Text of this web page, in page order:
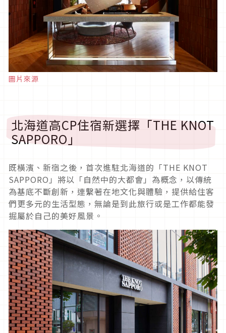
圖片來源
北海道高CP住宿新選擇「THE KNOT
SAPPORO」
既橫濱、新宿之後，首次進駐北海道的「THE KNOT
SAPPORO」將以「自然中的大都會」為概念，以傳統
為基底不斷創新，連繫著在地文化與體驗，提供給住客
們更多元的生活型態，無論是到此旅行或是工作都能發
掘屬於自己的美好風景。